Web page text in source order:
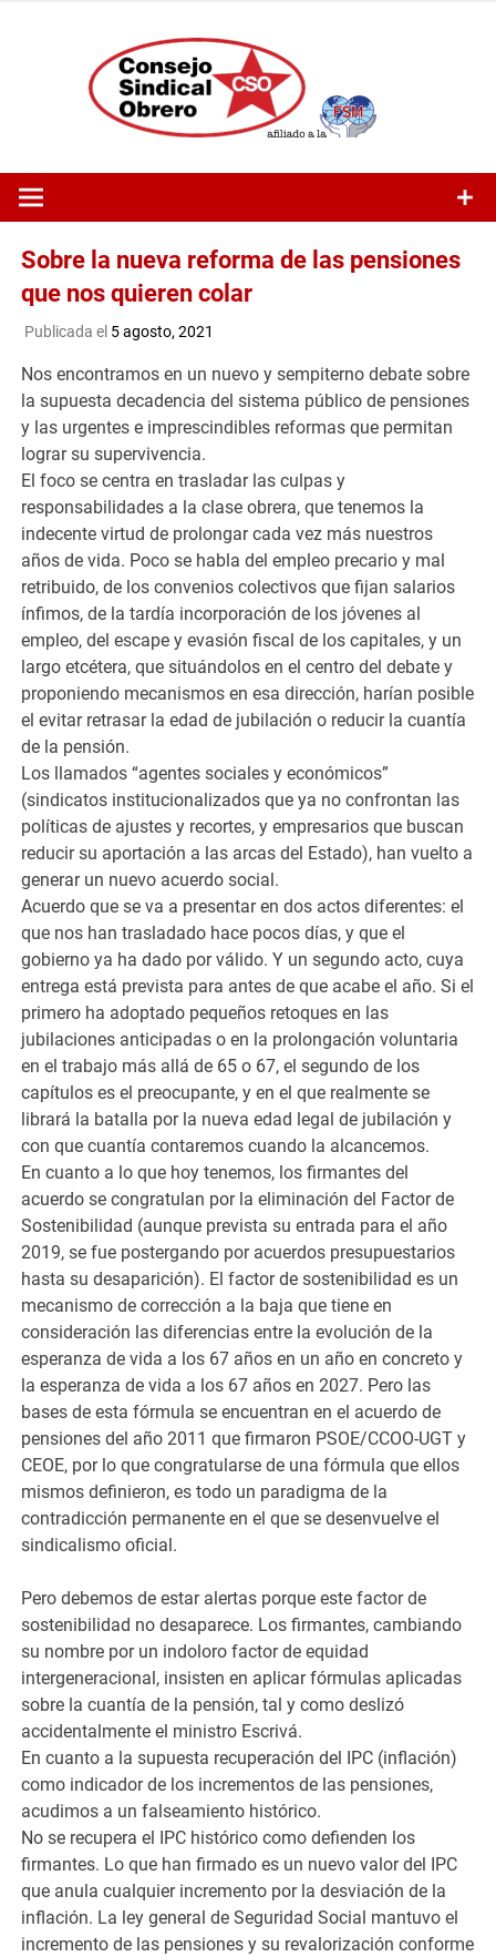
Sobre la nueva reforma de las pensiones
que nos quieren colar
Publicada el 5 agosto, 2021
Nos encontramos en un nuevo y sempiterno debate sobre
la supuesta decadencia del sistema público de pensiones
y las urgentes e imprescindibles reformas que permitan
lograr su supervivencia.
El foco se centra en trasladar las culpas y
responsabilidades a la clase obrera, que tenemos la
indecente virtud de prolongar cada vez más nuestros
años de vida. Poco se habla del empleo precario y mal
retribuido, de los convenios colectivos que fijan salarios
ínfimos, de la tardía incorporación de los jóvenes al
empleo, del escape y evasión fiscal de los capitales, y un
largo etcétera, que situándolos en el centro del debate y
proponiendo mecanismos en esa dirección, harían posible
el evitar retrasar la edad de jubilación o reducir la cuantía
de la pensión.
Los llamados “agentes sociales y económicos”
(sindicatos institucionalizados que ya no confrontan las
políticas de ajustes y recortes, y empresarios que buscan
reducir su aportación a las arcas del Estado), han vuelto a
generar un nuevo acuerdo social.
Acuerdo que se va a presentar en dos actos diferentes: el
que nos han trasladado hace pocos días, y que el
gobierno ya ha dado por válido. Y un segundo acto, cuya
entrega está prevista para antes de que acabe el año. Si el
primero ha adoptado pequeños retoques en las
jubilaciones anticipadas o en la prolongación voluntaria
en el trabajo más allá de 65 o 67, el segundo de los
capítulos es el preocupante, y en el que realmente se
librará la batalla por la nueva edad legal de jubilación y
con que cuantía contaremos cuando la alcancemos.
En cuanto a lo que hoy tenemos, los firmantes del
acuerdo se congratulan por la eliminación del Factor de
Sostenibilidad (aunque prevista su entrada para el año
2019, se fue postergando por acuerdos presupuestarios
hasta su desaparición). El factor de sostenibilidad es un
mecanismo de corrección a la baja que tiene en
consideración las diferencias entre la evolución de la
esperanza de vida a los 67 años en un año en concreto y
la esperanza de vida a los 67 años en 2027. Pero las
bases de esta fórmula se encuentran en el acuerdo de
pensiones del año 2011 que firmaron PSOE/CCOO-UGT y
CEOE, por lo que congratularse de una fórmula que ellos
mismos definieron, es todo un paradigma de la
contradicción permanente en el que se desenvuelve el
sindicalismo oficial.
Pero debemos de estar alertas porque este factor de
sostenibilidad no desaparece. Los firmantes, cambiando
su nombre por un indoloro factor de equidad
intergeneracional, insisten en aplicar fórmulas aplicadas
sobre la cuantía de la pensión, tal y como deslizó
accidentalmente el ministro Escrivá.
En cuanto a la supuesta recuperación del IPC (inflación)
como indicador de los incrementos de las pensiones,
acudimos a un falseamiento histórico.
No se recupera el IPC histórico como defienden los
firmantes. Lo que han firmado es un nuevo valor del IPC
que anula cualquier incremento por la desviación de la
inflación. La ley general de Seguridad Social mantuvo el
incremento de las pensiones y su revalorización conforme